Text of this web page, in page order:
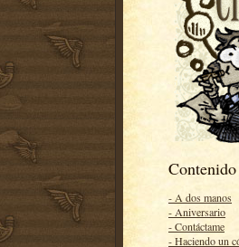
Contenido
- A dos manos
- Aniversario
- Contáctame
- Haciendo un